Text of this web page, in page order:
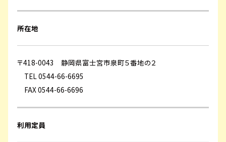
所在地
〒418-0043 静岡県富士宮市泉町５番地の２
TEL 0544-66-6695
FAX 0544-66-6696
利用定員